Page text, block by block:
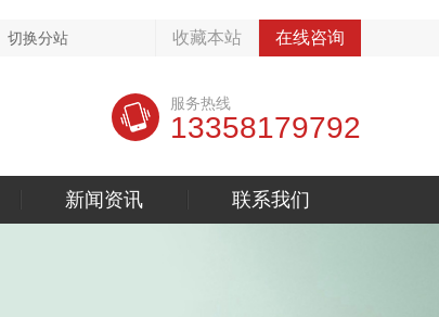
切换分站 收藏本站 在线咨询
服务热线
13358179792
新闻资讯 联系我们